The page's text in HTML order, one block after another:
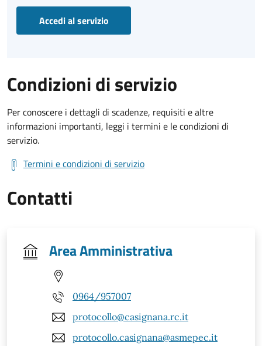
Accedi al servizio
Condizioni di servizio
Per conoscere i dettagli di scadenze, requisiti e altre
informazioni importanti, leggi i termini e le condizioni di
servizio.
Termini e condizioni di servizio
Contatti
Area Amministrativa
0964/957007
protocollo@casignana.rc.it
protocollo.casignana@asmepec.it